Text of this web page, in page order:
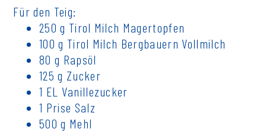
Für den Teig:
250 g Tirol Milch Magertopfen
100 g Tirol Milch Bergbauern Vollmilch
80 g Rapsöl
125 g Zucker
1 EL Vanillezucker
1 Prise Salz
500 g Mehl